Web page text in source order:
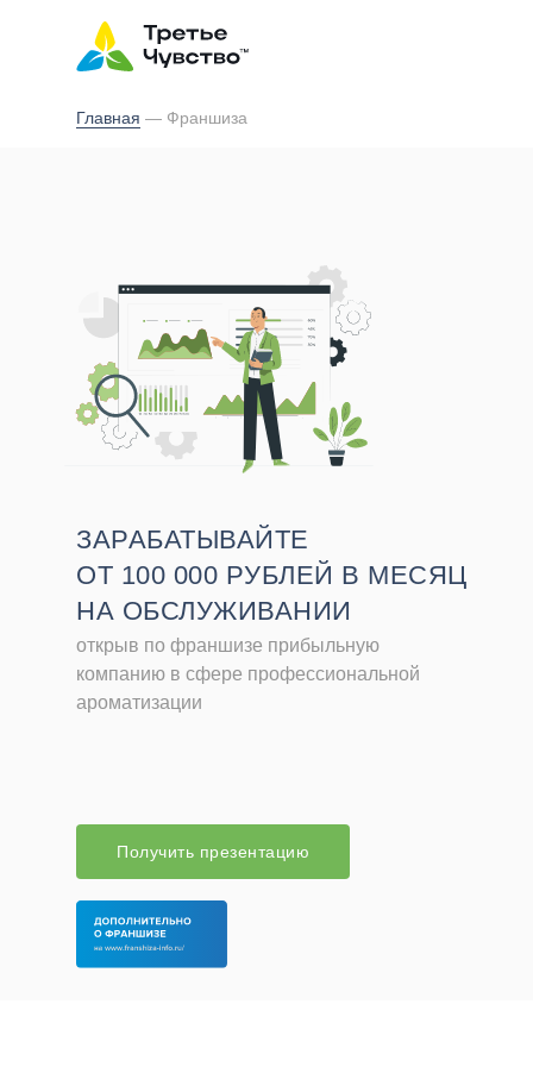
Главная — Франшиза
ЗАРАБАТЫВАЙТЕ
ОТ 100 000 РУБЛЕЙ В МЕСЯЦ
НА ОБСЛУЖИВАНИИ
открыв по франшизе прибыльную
компанию в сфере профессиональной
ароматизации
Получить презентацию